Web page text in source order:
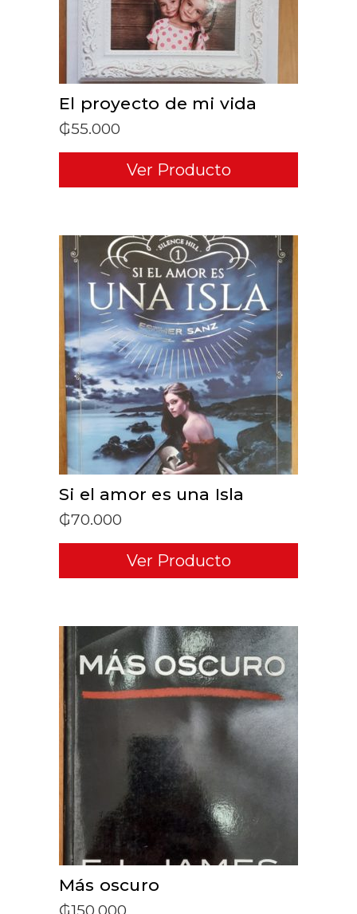
El proyecto de mi vida
₲55.000
Ver Producto
ADD TO CART
Si el amor es una Isla
₲70.000
Ver Producto
ADD TO CART
Más oscuro